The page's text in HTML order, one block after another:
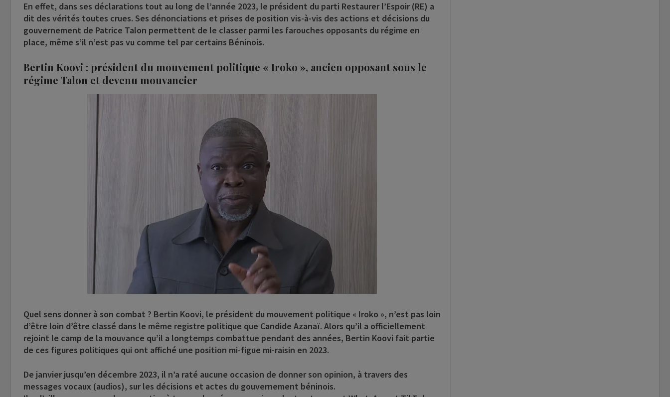
En effet, dans ses déclarations tout au long de l’année 2023, le président du parti Restaurer l’Espoir (RE) a
dit des vérités toutes crues. Ses dénonciations et prises de position vis-à-vis des actions et décisions du
gouvernement de Patrice Talon permettent de le classer parmi les farouches opposants du régime en
place, même s’il n’est pas vu comme tel par certains Béninois.
Bertin Koovi : président du mouvement politique « Iroko », ancien opposant sous le
régime Talon et devenu mouvancier
Quel sens donner à son combat ? Bertin Koovi, le président du mouvement politique « Iroko », n’est pas loin
d’être loin d’être classé dans le même registre politique que Candide Azanaï. Alors qu’il a officiellement
rejoint le camp de la mouvance qu’il a longtemps combattue pendant des années, Bertin Koovi fait partie
de ces figures politiques qui ont affiché une position mi-figue mi-raisin en 2023.
De janvier jusqu’en décembre 2023, il n’a raté aucune occasion de donner son opinion, à travers des
messages vocaux (audios), sur les décisions et actes du gouvernement béninois.